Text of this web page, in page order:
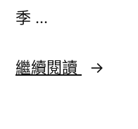
靚
季 …
繼續閱讀
香